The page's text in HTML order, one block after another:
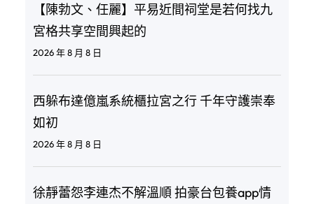
【陳勃文、任麗】平易近間祠堂是若何找九
宮格共享空間興起的
2026 年 8 月 8 日
西躲布達億嵐系統櫃拉宮之行 千年守護崇奉
如初
2026 年 8 月 8 日
徐靜蕾怨李連杰不解溫順 拍豪台包養app情